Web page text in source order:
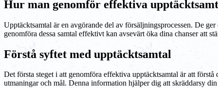
Hur man genomför effektiva
Upptäcktsamtal är en avgörande del av försäljningsprocessen. De
genomföra dessa samtal effektivt kan avsevärt öka dina chanser att
Förstå syftet med upptäcktsamtal
Det första steget i att genomföra effektiva upptäcktsamtal är att
utmaningar och mål. Denna information hjälper dig att skräddarsy